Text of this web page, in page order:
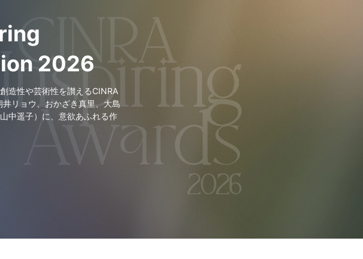
2026
造性や芸術性を讃えるCINRA
リョウ、おかざき真里、大島
中遥子）に、意欲あふれる作